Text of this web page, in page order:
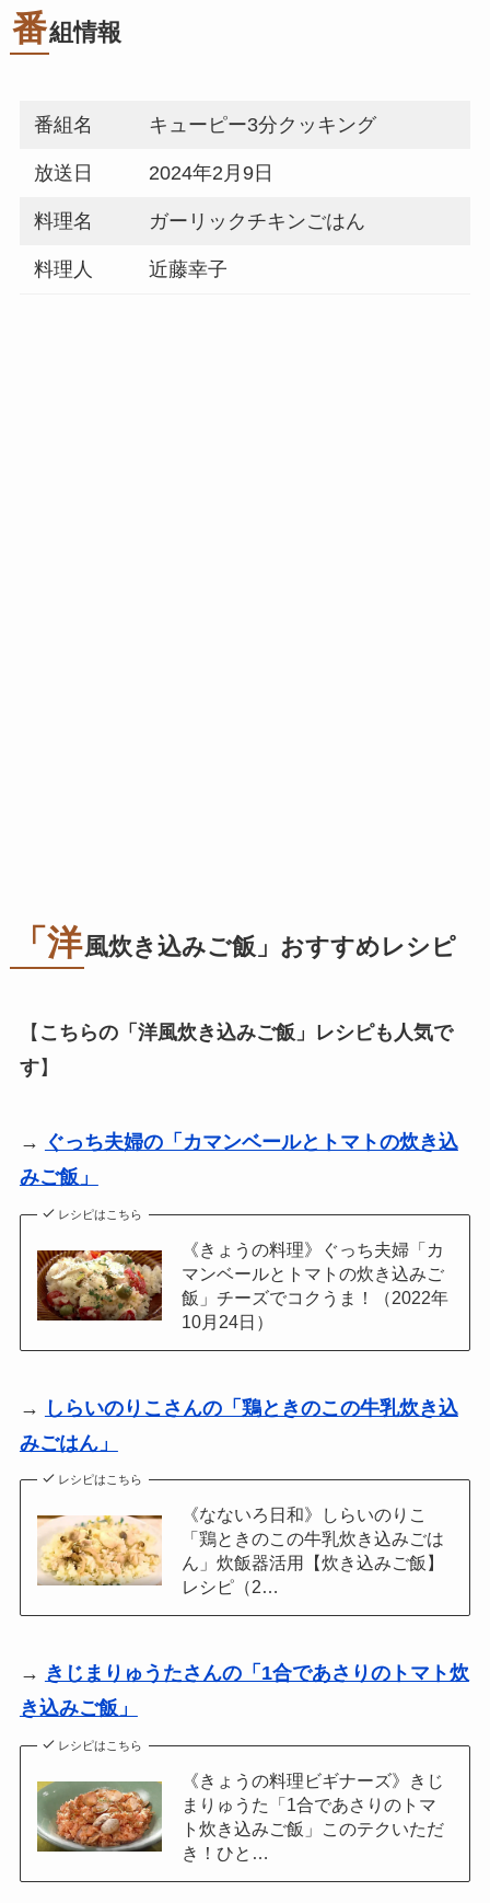
番組情報
番組名 キューピー3分クッキング
放送日 2024年2月9日
料理名 ガーリックチキンごはん
料理人 近藤幸子
「洋風炊き込みご飯」おすすめレシピ
【 こちらの「洋風炊き込みご飯」レシピも人気で
す】
→ ぐっち夫婦の「カマンベールとトマトの炊き込
みご飯」
レシピはこちら
《きょうの料理》ぐっち夫婦「カ
マンベールとトマトの炊き込みご
飯」チーズでコクうま！（2022年
10月24日）
→ しらいのりこさんの「鶏ときのこの牛乳炊き込
みごはん」
レシピはこちら
《なないろ日和》しらいのりこ
「鶏ときのこの牛乳炊き込みごは
ん」炊飯器活用【炊き込みご飯】
レシピ（2…
→ きじまりゅうたさんの「1合であさりのトマト炊
き込みご飯」
レシピはこちら
《きょうの料理ビギナーズ》きじ
まりゅうた「1合であさりのトマ
ト炊き込みご飯」このテクいただ
き！ひと…